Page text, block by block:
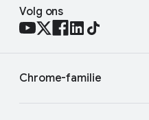
Volg ons
Chrome-familie